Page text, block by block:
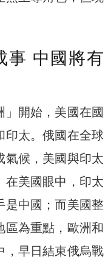
事 中國將有
」開始，美國在國
印太。俄國在全球
氣候，美國與印太
在美國眼中，印太
是中國；而美國整
區為重點，歐洲和
，早日結束俄烏戰